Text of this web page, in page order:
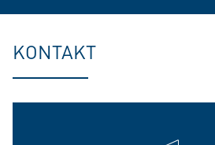
KONTAKT